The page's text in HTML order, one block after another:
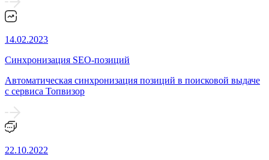
14.02.2023
Синхронизация SEO-позиций
Автоматическая синхронизация позиций в поисковой выдаче
с сервиса Топвизор
22.10.2022